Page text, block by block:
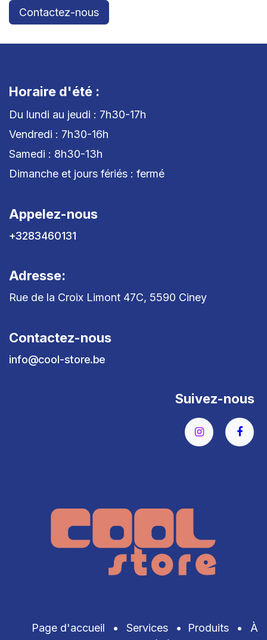
Contactez-nous
Horaire d'été :
Du lundi au jeudi : 7h30-17h
Vendredi : 7h30-16h
Samedi : 8h30-13h
Dimanche et jours fériés : fermé
Appelez-nous
+3283460131
Adresse:
Rue de la Croix Limont 47C, 5590 Ciney
Contactez-nous
info@cool-store.be
Suivez-nous
Page d'accueil • Services • Produits •
À